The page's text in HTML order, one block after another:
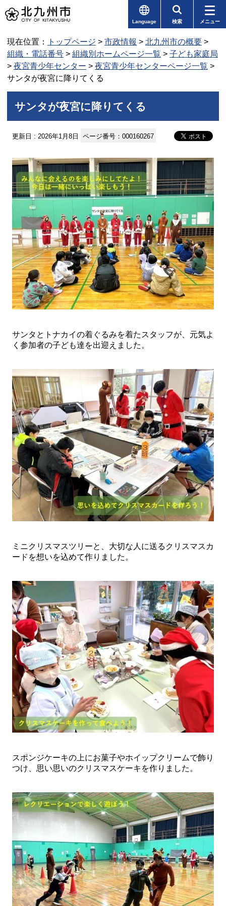
Language 検索 メニュー
現在位置： トップページ > 市政情報 > 北九州市の概要 >
組織・電話番号 > 組織別ホームページ一覧 > 子ども家庭局
> 夜宮青少年センター > 夜宮青少年センターページ一覧 >
サンタが夜宮に降りてくる
サンタが夜宮に降りてくる
更新日 : 2026年1月8日 ページ番号：000160267
サンタとトナカイの着ぐるみを着たスタッフが、元気よ
く参加者の子ども達を出迎えました。
ミニクリスマスツリーと、大切な人に送るクリスマスカ
ードを想いを込めて作りました。
スポンジケーキの上にお菓子やホイップクリームで飾り
つけ、思い思いのクリスマスケーキを作りました。